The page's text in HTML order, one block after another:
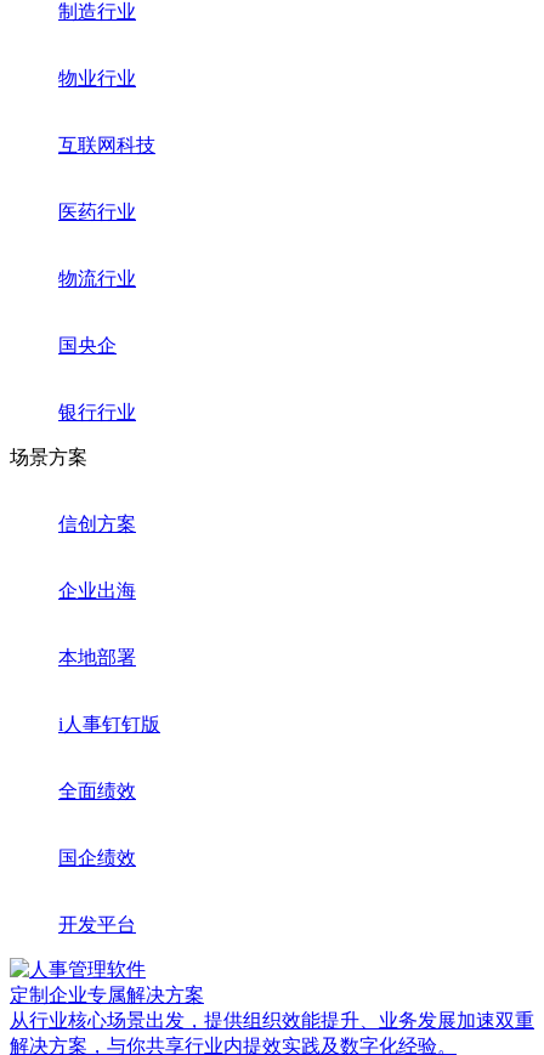
制造行业
物业行业
互联网科技
医药行业
物流行业
国央企
银行行业
场景方案
信创方案
企业出海
本地部署
i人事钉钉版
全面绩效
国企绩效
开发平台
定制企业专属解决方案
从行业核心场景出发，提供组织效能提升、业务发展加速双重
解决方案，与你共享行业内提效实践及数字化经验。